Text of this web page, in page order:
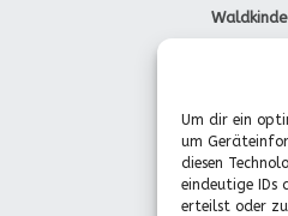
Um dir ein
um
diesen
eindeutige IDs
erteilst oder
(Mo.-Fr.,
0151-